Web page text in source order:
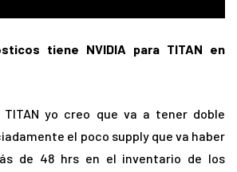
tiene NVIDIA para TITAN en
TITAN yo creo que va a tener doble
el poco supply que va haber
de 48 hrs en el inventario de los